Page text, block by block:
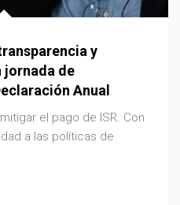
y
de
Anual
el pago de ISR. Con
a las políticas de